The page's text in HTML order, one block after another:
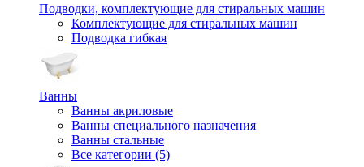
Подводки, комплектующие для стиральных машин
Комплектующие для стиральных машин
Подводка гибкая
Ванны
Ванны акриловые
Ванны специального назначения
Ванны стальные
Все категории (5)